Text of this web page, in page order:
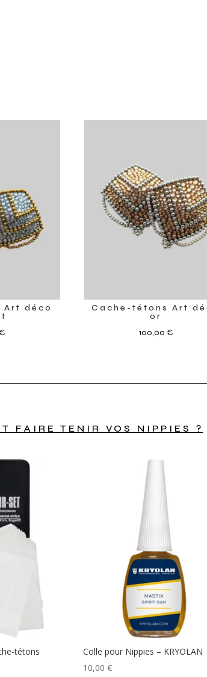
Art déco
Cache-tétons Art
or
100,00 €
FAIRE TENIR VOS NIPPIES ?
tétons
Colle pour Nippies – KRYOLAN
10,00€